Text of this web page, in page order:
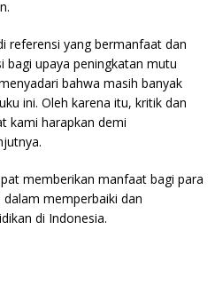
referensi yang bermanfaat dan
upaya peningkatan mutu
bahwa masih banyak
ini. Oleh karena itu, kritik dan
kami harapkan demi
memberikan manfaat bagi para
memperbaiki dan
di Indonesia.